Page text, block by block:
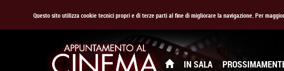
Questo sito utilizza cookie tecnici propri e di terze parti al fine di migliorare la navigazione. Per
IN SALA